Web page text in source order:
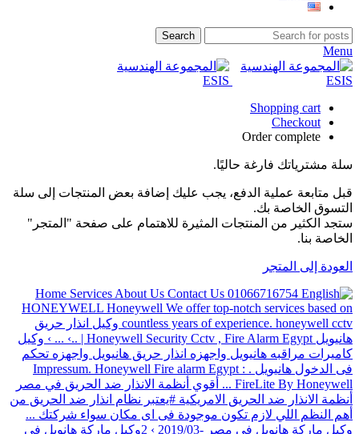
Search
Menu
Shopping cart
Checkout
Order complete
سلة مشترياتك فارغة حاليًا.
قبل متابعة عملية الدفع، يجب عليك إضافة بعض المنتجات إلى سلة
التسوق الخاصة بك.
ستجد الكثير من المنتجات المثيرة للاهتمام على صفحة "المتجر"
الخاصة بنا.
العودة إلى المتجر